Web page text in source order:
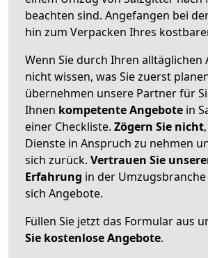
beachten sind. Angefangen bei
hin zum Verpacken Ihres
Wenn Sie durch Ihren alltäglichen
nicht wissen, was Sie zuerst
übernehmen unsere Partner für
Ihnen kompetente Angebote in
einer Checkliste. Zögern Sie nicht
Dienste in Anspruch zu nehmen
sich zurück. Vertrauen Sie
Erfahrung in der
sich Angebote.
Füllen Sie jetzt das Formular aus
Sie kostenlose Angebote.